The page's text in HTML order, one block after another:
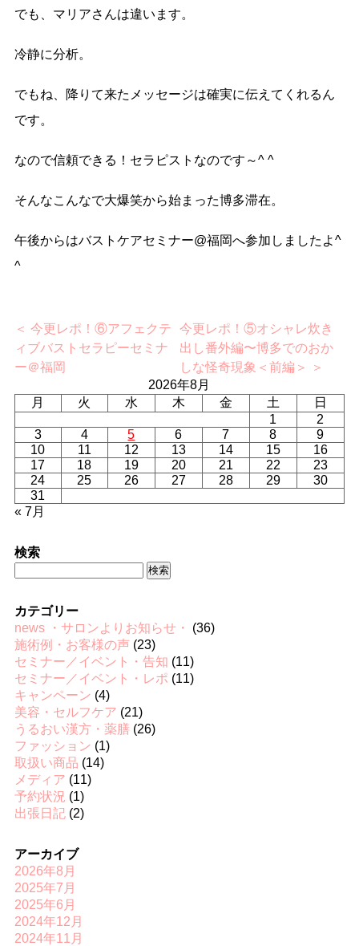
でも、マリアさんは違います。
冷静に分析。
でもね、降りて来たメッセージは確実に伝えてくれるん
です。
なので信頼できる！セラピストなのです～^ ^
そんなこんなで大爆笑から始まった博多滞在。
午後からはバストケアセミナー@福岡へ参加しましたよ^
^
＜ 今更レポ！⑥アフェクテ
ィブバストセラピーセミナ
ー＠福岡
今更レポ！⑤オシャレ炊き
出し番外編〜博多でのおか
しな怪奇現象＜前編＞ ＞
2026年8月
月
火 水 木 金 土
日
1
2
3
4 5 6 7 8
9
10
11 12 13 14 15
16
17
18 19 20 21 22
23
24
25 26 27 28 29
30
31
« 7月
検索
カテゴリー
news ・サロンよりお知らせ・
(36)
施術例・お客様の声(23)
セミナー／イベント・告知 (11)
セミナー／イベント・レポ (11)
キャンペーン (4)
美容・セルフケア (21)
うるおい漢方・薬膳(26)
ファッション (1)
取扱い商品 (14)
メディア (11)
予約状況 (1)
出張日記(2)
アーカイブ
2026年8月
2025年7月
2025年6月
2024年12月
2024年11月